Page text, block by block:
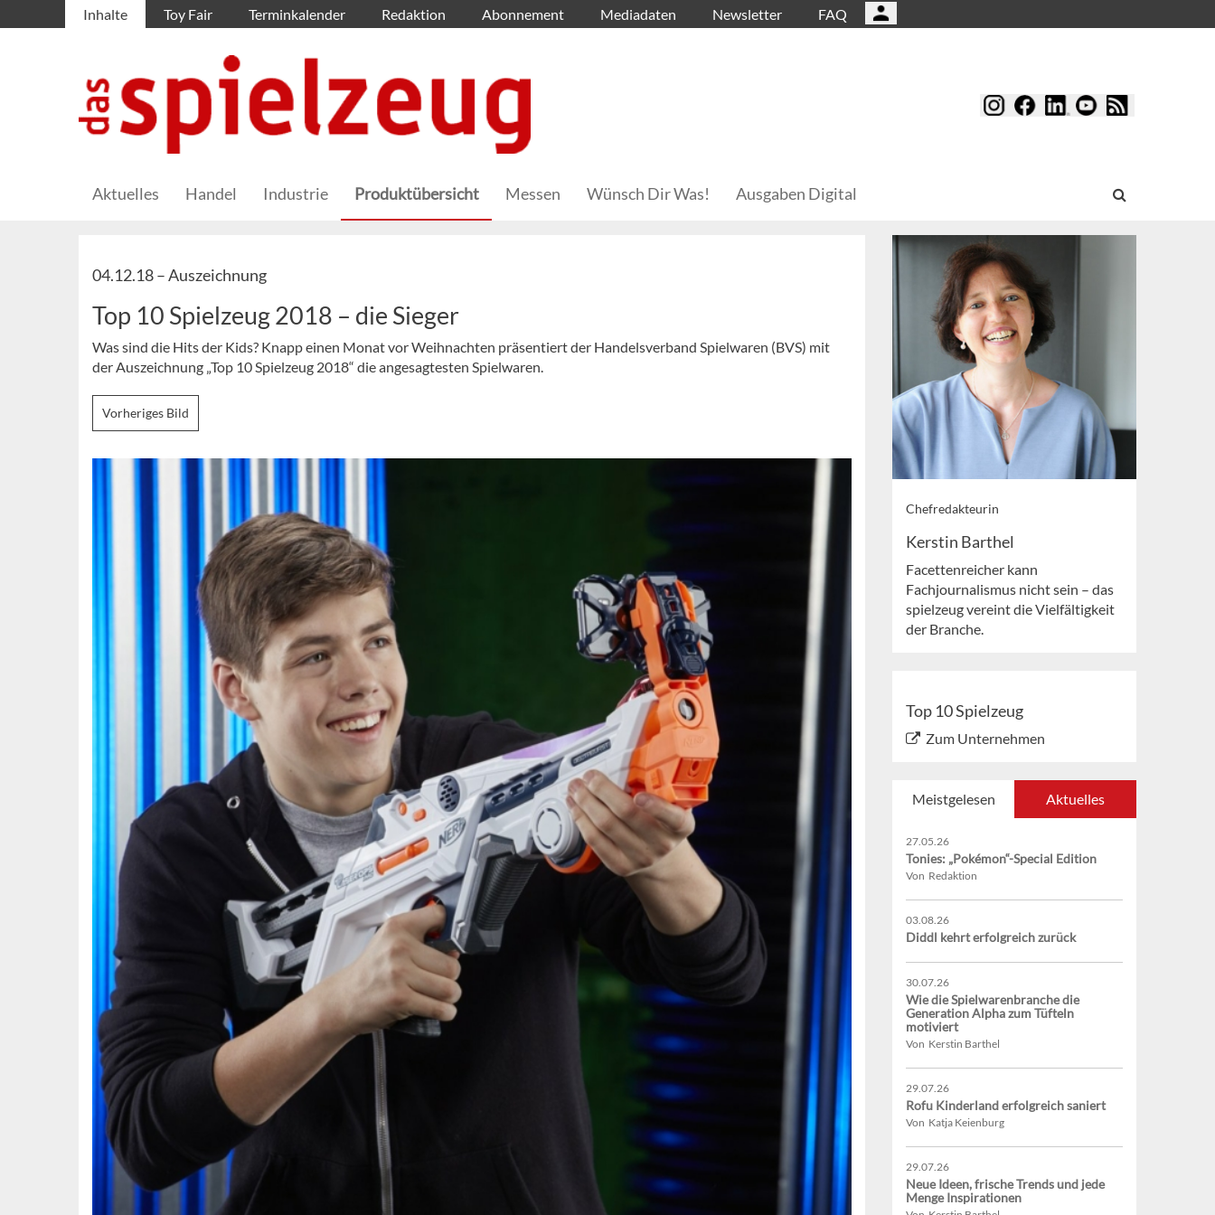
Inhalte Toy Fair Terminkalender Redaktion Abonnement Mediadaten Newsletter FAQ
Aktuelles Handel Industrie Produktübersicht Messen Wünsch Dir Was! Ausgaben Digital
04.12.18 –Auszeichnung
Top 10 Spielzeug 2018 – die Sieger
Was sind die Hits der Kids? Knapp einen Monat vor Weihnachten präsentiert der Handelsverband Spielwaren (BVS) mit
der Auszeichnung „Top 10 Spielzeug 2018“ die angesagtesten Spielwaren.
Vorheriges Bild
Chefredakteurin
Kerstin Barthel
Facettenreicher kann
Fachjournalismus nicht sein – das
spielzeug vereint die Vielfältigkeit
der Branche.
Top 10 Spielzeug
Zum Unternehmen
Meistgelesen Aktuelles
27.05.26
Tonies: „Pokémon“-Special Edition
Von Redaktion
03.08.26
Diddl kehrt erfolgreich zurück
30.07.26
Wie die Spielwarenbranche die
Generation Alpha zum Tüfteln
motiviert
Von Kerstin Barthel
29.07.26
Rofu Kinderland erfolgreich saniert
Von Katja Keienburg
29.07.26
Neue Ideen, frische Trends und jede
Menge Inspirationen